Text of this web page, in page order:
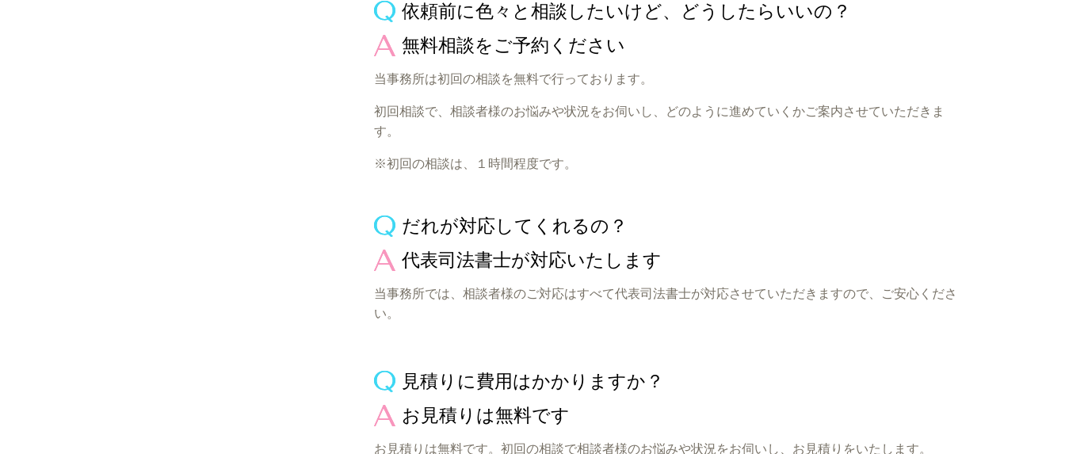
依頼前に色々と相談したいけど、どうしたらいいの？
無料相談をご予約ください
当事務所は初回の相談を無料で行っております。
初回相談で、相談者様のお悩みや状況をお伺いし、どのように進めていくかご案内させていただきま
す。
※初回の相談は、１時間程度です。
だれが対応してくれるの？
代表司法書士が対応いたします
当事務所では、相談者様のご対応はすべて代表司法書士が対応させていただきますので、ご安心くださ
い。
見積りに費用はかかりますか？
お見積りは無料です
お見積りは無料です。初回の相談で相談者様のお悩みや状況をお伺いし、お見積りをいたします。